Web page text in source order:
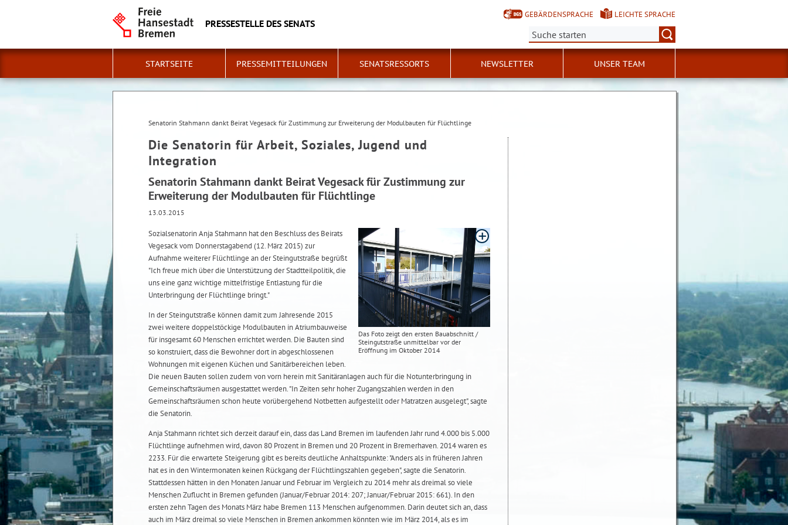
PRESSESTELLE DES SENATS
GEBÄRDENSPRACHE
LEICHTE SPRACHE
Suche:
STARTSEITE PRESSEMITTEILUNGEN SENATSRESSORTS NEWSLETTER UNSER TEAM
Senatorin Stahmann dankt Beirat Vegesack für Zustimmung zur Erweiterung der Modulbauten für Flüchtlinge
Die Senatorin für Arbeit, Soziales, Jugend und
Integration
Senatorin Stahmann dankt Beirat Vegesack für Zustimmung zur
Erweiterung der Modulbauten für Flüchtlinge
13.03.2015
Das Foto zeigt den ersten Bauabschnitt /
Steingutstraße unmittelbar vor der
Eröffnung im Oktober 2014
Sozialsenatorin Anja Stahmann hat den Beschluss des Beirats
Vegesack vom Donnerstagabend (12. März 2015) zur
Aufnahme weiterer Flüchtlinge an der Steingutstraße begrüßt
"Ich freue mich über die Unterstützung der Stadtteilpolitik, die
uns eine ganz wichtige mittelfristige Entlastung für die
Unterbringung der Flüchtlinge bringt."
In der Steingutstraße können damit zum Jahresende 2015
zwei weitere doppelstöckige Modulbauten in Atriumbauweise
für insgesamt 60 Menschen errichtet werden. Die Bauten sind
so konstruiert, dass die Bewohner dort in abgeschlossenen
Wohnungen mit eigenen Küchen und Sanitärbereichen leben.
Die neuen Bauten sollen zudem von vorn herein mit Sanitäranlagen auch für die Notunterbringung in
Gemeinschaftsräumen ausgestattet werden. "In Zeiten sehr hoher Zugangszahlen werden in den
Gemeinschaftsräumen schon heute vorübergehend Notbetten aufgestellt oder Matratzen ausgelegt", sagte
die Senatorin.
Anja Stahmann richtet sich derzeit darauf ein, dass das Land Bremen im laufenden Jahr rund 4.000 bis 5.000
Flüchtlinge aufnehmen wird, davon 80 Prozent in Bremen und 20 Prozent in Bremerhaven. 2014 waren es
2233. Für die erwartete Steigerung gibt es bereits deutliche Anhaltspunkte: "Anders als in früheren Jahren
hat es in den Wintermonaten keinen Rückgang der Flüchtlingszahlen gegeben", sagte die Senatorin.
Stattdessen hätten in den Monaten Januar und Februar im Vergleich zu 2014 mehr als dreimal so viele
Menschen Zuflucht in Bremen gefunden (Januar/Februar 2014: 207; Januar/Februar 2015: 661). In den
ersten zehn Tagen des Monats März habe Bremen 113 Menschen aufgenommen. Darin deutet sich an, dass
auch im März dreimal so viele Menschen in Bremen ankommen könnten wie im März 2014, als es im